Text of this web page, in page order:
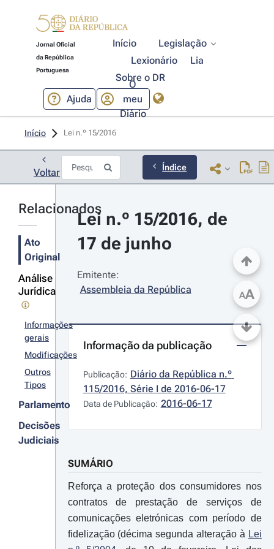
Jornal Oficial
da República
Portuguesa
Início
Legislação
Lexionário
Lia
Sobre o DR
Ajuda
O
meu
Diário
Início Lei n.º 15/2016
Voltar Índice
Relacionados
Ato
Original
Análise
Jurídica
Informações
gerais
Modificações
Outros
Tipos
Parlamento
Decisões
Judiciais
Lei n.º 15/2016, de
17 de junho
Emitente:
Assembleia da República
Informação da publicação
Publicação: Diário da República n.º
115/2016, Série I de 2016-06-17
Data de Publicação: 2016-06-17
SUMÁRIO
Reforça a proteção dos consumidores nos
contratos de prestação de serviços de
comunicações eletrónicas com período de
fidelização (décima segunda alteração à Lei
AA